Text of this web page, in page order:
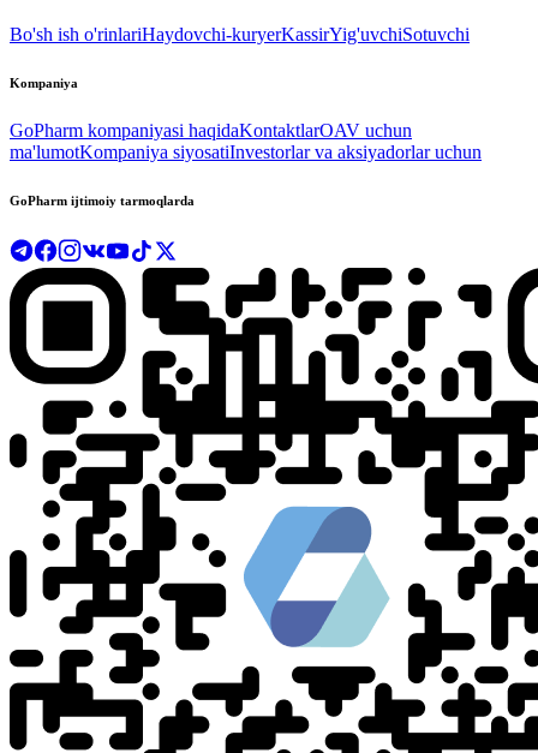
Bo'sh ish o'rinlariHaydovchi-kuryerKassirYig'uvchiSotuvchi
Kompaniya
GoPharm kompaniyasi haqidaKontaktlarOAV uchun
ma'lumotKompaniya siyosatiInvestorlar va aksiyadorlar uchun
GoPharm ijtimoiy tarmoqlarda